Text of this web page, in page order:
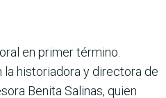
en primer término.
historiadora y directora de
Benita Salinas, quien